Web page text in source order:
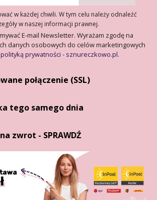
w każdej chwili. W tym celu należy odnaleźć
w naszej informacji prawnej.
E-mail Newsletter. Wyrażam zgodę na
danych osobowych do celów marketingowych
polityką prywatności - sznureczkowo.pl.
połączenie (SSL)
tego samego dnia
zwrot - SPRAWDŹ